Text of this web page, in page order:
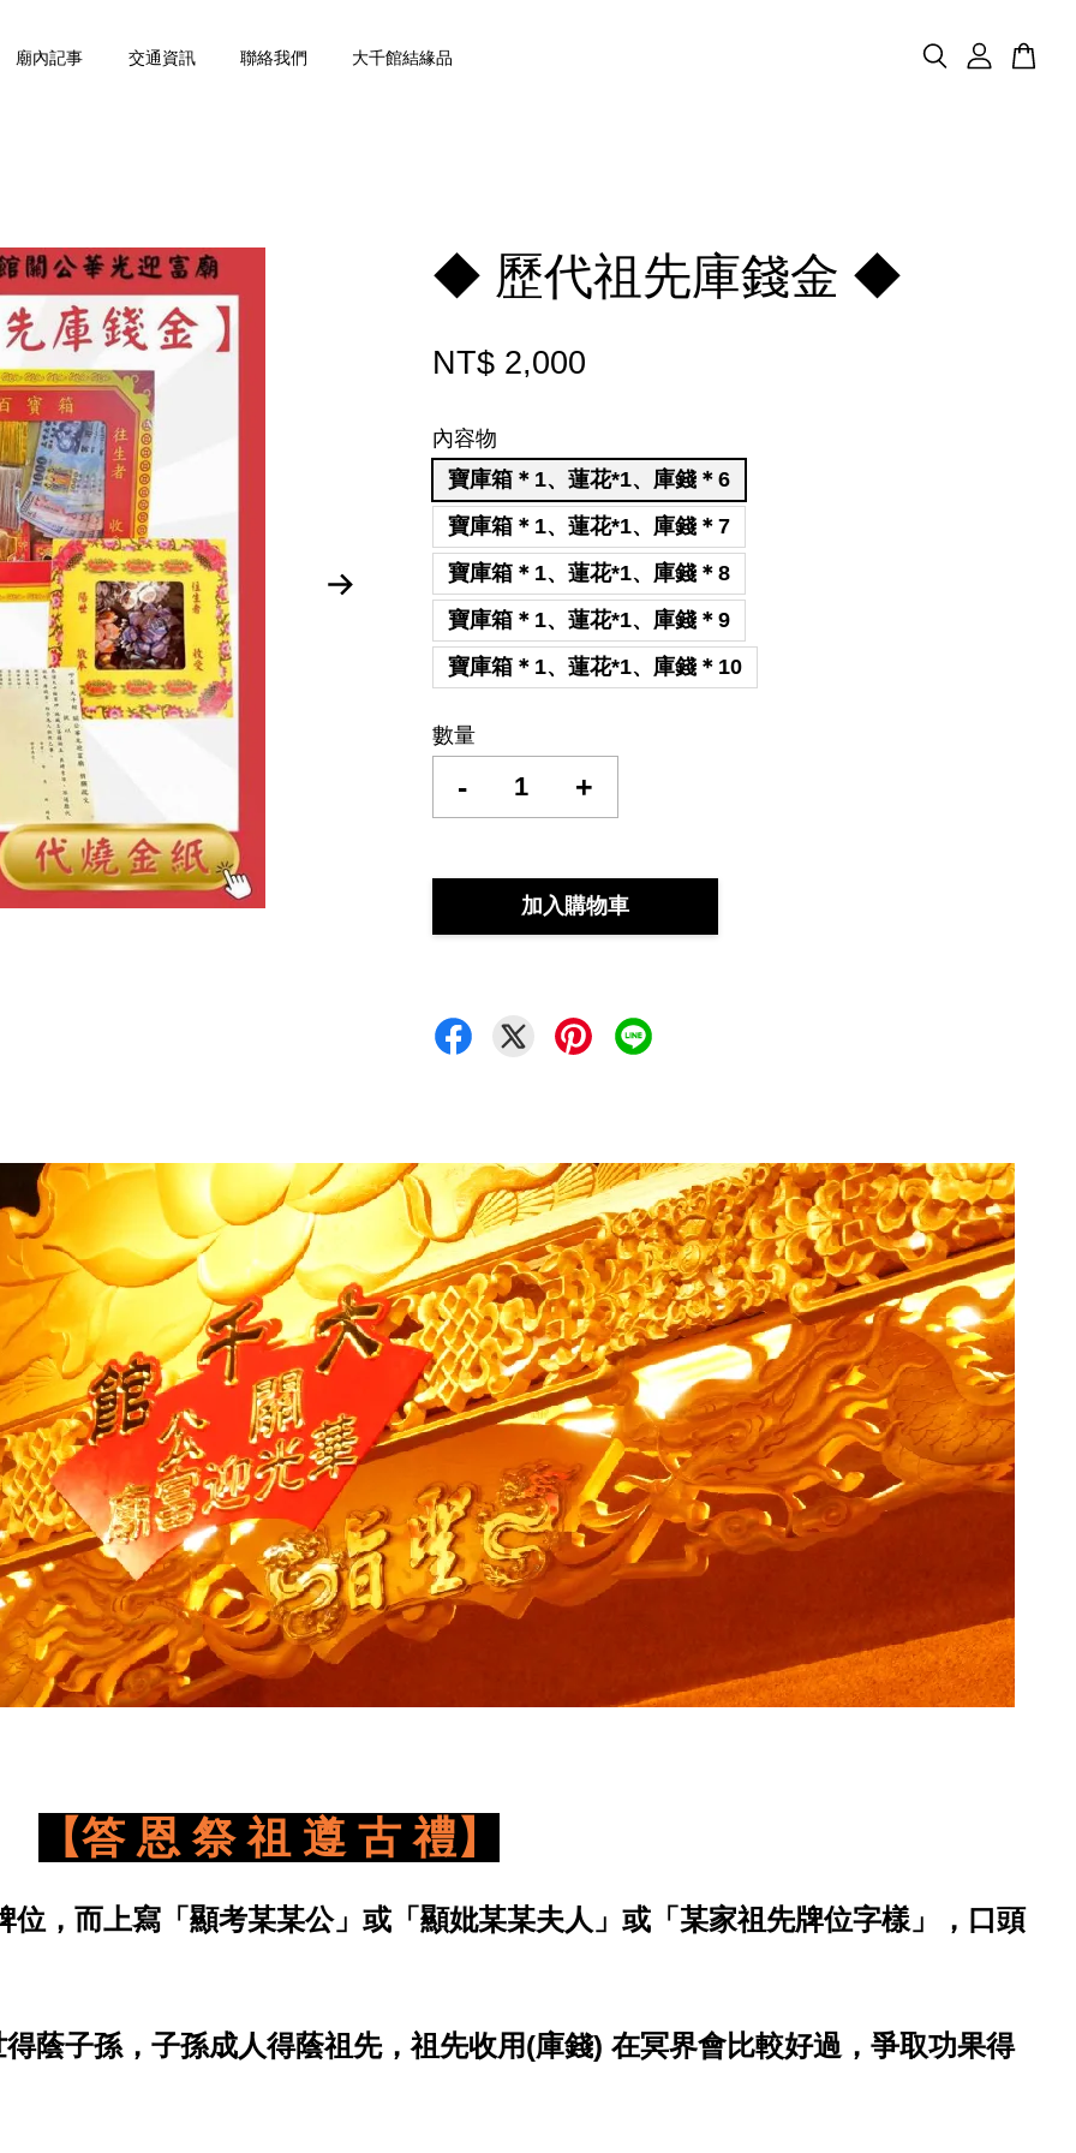
廟內記事 交通資訊 聯絡我們 大千館結緣品
◆ 歷代祖先庫錢金 ◆
NT$ 2,000
內容物
寶庫箱＊1、蓮花*1、庫錢＊6
寶庫箱＊1、蓮花*1、庫錢＊7
寶庫箱＊1、蓮花*1、庫錢＊8
寶庫箱＊1、蓮花*1、庫錢＊9
寶庫箱＊1、蓮花*1、庫錢＊10
數量
- +
加入購物車
【答 恩 祭 祖 遵 古 禮】
，而上寫「顯考某某公」或「顯妣某某夫人」或「某家祖先牌位字樣」，口頭
得蔭子孫，子孫成人得蔭祖先，祖先收用(庫錢) 在冥界會比較好過， 爭取功果得